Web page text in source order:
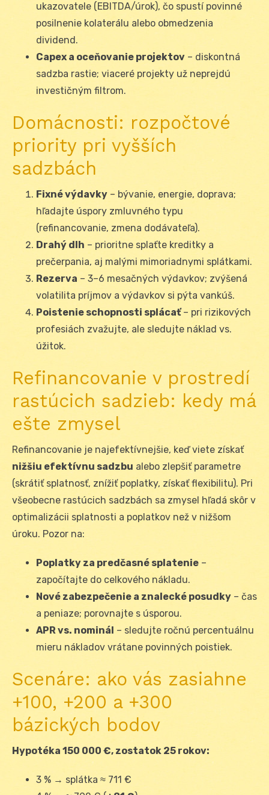
ukazovatele (EBITDA/úrok), čo spustí povinné
posilnenie kolaterálu alebo obmedzenia
dividend.
Capex a oceňovanie projektov – diskontná
sadzba rastie; viaceré projekty už neprejdú
investičným filtrom.
Domácnosti: rozpočtové
priority pri vyšších
sadzbách
Fixné výdavky – bývanie, energie, doprava;
hľadajte úspory zmluvného typu
(refinancovanie, zmena dodávateľa).
Drahý dlh – prioritne splaťte kreditky a
prečerpania, aj malými mimoriadnymi splátkami.
Rezerva – 3–6 mesačných výdavkov; zvýšená
volatilita príjmov a výdavkov si pýta vankúš.
Poistenie schopnosti splácať– pri rizikových
profesiách zvažujte, ale sledujte náklad vs.
úžitok.
Refinancovanie v prostredí
rastúcich sadzieb: kedy má
ešte zmysel
Refinancovanie je najefektívnejšie, keď viete získať
nižšiu efektívnu sadzbu alebo zlepšiť parametre
(skrátiť splatnosť, znížiť poplatky, získať flexibilitu). Pri
všeobecne rastúcich sadzbách sa zmysel hľadá skôr v
optimalizácii splatnosti a poplatkov než v nižšom
úroku. Pozor na:
Poplatky za predčasné splatenie –
započítajte do celkového nákladu.
Nové zabezpečenie a znalecké posudky – čas
a peniaze; porovnajte s úsporou.
APR vs. nominál – sledujte ročnú percentuálnu
mieru nákladov vrátane povinných poistiek.
Scenáre: ako vás zasiahne
+100, +200 a +300
bázických bodov
Hypotéka 150 000 €, zostatok 25 rokov:
3 % → splátka ≈ 711 €